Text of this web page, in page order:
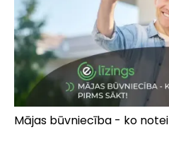
Mājas būvniecība - ko